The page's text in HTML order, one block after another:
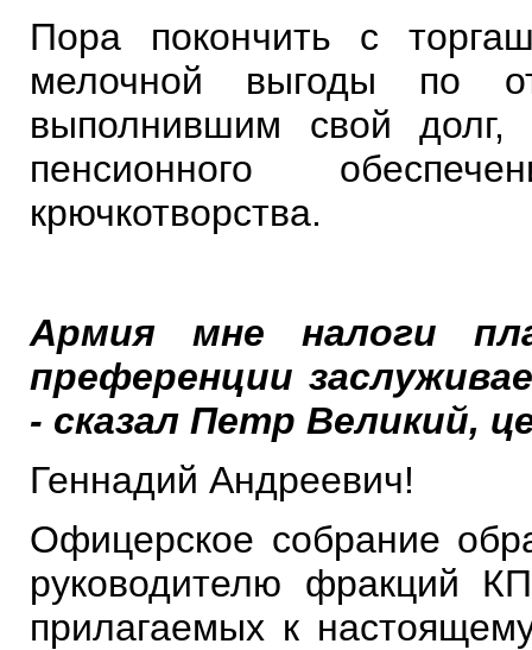
Пора покончить с
мелочной выгоды по
выполнившим свой
пенсионного
крючкотворства.
Армия мне налоги
преференции
- сказал Петр Великий,
Геннадий Андреевич!
Офицерское собрание
руководителю фракций
прилагаемых к